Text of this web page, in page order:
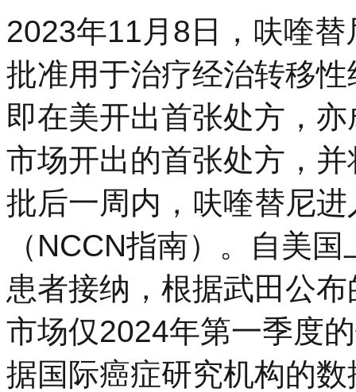
2023年11月8日，呋喹
批准用于治疗经治转移
即在美开出首张处方，
市场开出的首张处方，
批后一周内，呋喹替尼
（NCCN指南）。自美
患者接纳，根据武田公
市场仅2024年第一季度
据国际癌症研究机构的